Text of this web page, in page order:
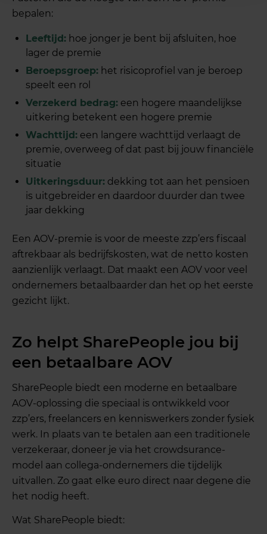
bepalen:
Leeftijd: hoe jonger je bent bij afsluiten, hoe
lager de premie
Beroepsgroep: het risicoprofiel van je beroep
speelt een rol
Verzekerd bedrag: een hogere maandelijkse
uitkering betekent een hogere premie
Wachttijd: een langere wachttijd verlaagt de
premie, overweeg of dat past bij jouw financiële
situatie
Uitkeringsduur: dekking tot aan het pensioen
is uitgebreider en daardoor duurder dan twee
jaar dekking
Een AOV-premie is voor de meeste zzp’ers fiscaal
aftrekbaar als bedrijfskosten, wat de netto kosten
aanzienlijk verlaagt. Dat maakt een AOV voor veel
ondernemers betaalbaarder dan het op het eerste
gezicht lijkt.
Zo helpt SharePeople jou bij
een betaalbare AOV
SharePeople biedt een moderne en betaalbare
AOV-oplossing die speciaal is ontwikkeld voor
zzp’ers, freelancers en kenniswerkers zonder fysiek
werk. In plaats van te betalen aan een traditionele
verzekeraar, doneer je via het crowdsurance-
model aan collega-ondernemers die tijdelijk
uitvallen. Zo gaat elke euro direct naar degene die
het nodig heeft.
Wat SharePeople biedt: